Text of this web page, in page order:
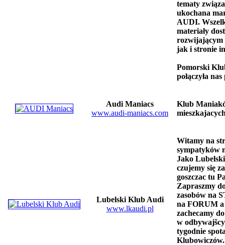
tematy
ukochana
AUDI.
materiały
rozwijającym
jak i stronie
Pomorski
połączyła
Audi Maniacs
www.audi-maniacs.com
Klub
Lubelski Klub Audi
www.lkaudi.pl
Witamy na
sympatyków
Jako
czujemy się
goszczac tu
Zapraszmy
zasobów na
na FORUM a
zachecamy
w
tygodnie
Klubowiczów.